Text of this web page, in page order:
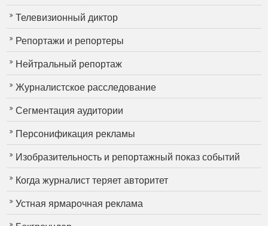
Телевизионный диктор
Репортажи и репортеры
Нейтральный репортаж
Журналистское расследование
Сегментация аудитории
Персонификация рекламы
Изобразительность и репортажный показ событий
Когда журналист теряет авторитет
Устная ярмарочная реклама